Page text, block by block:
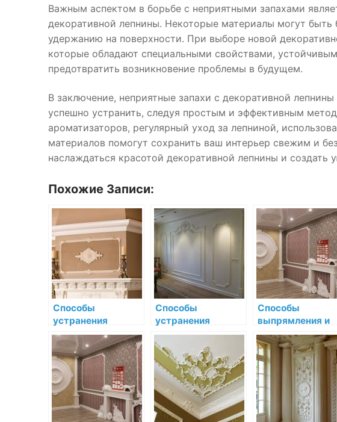
Важным аспектом в борьбе с неприятными запахами
декоративной лепнины. Некоторые материалы могут
удержанию на поверхности. При выборе новой
которые обладают специальными свойствами,
предотвратить возникновение проблемы в будущем.
В заключение, неприятные запахи с декоративной
успешно устранить, следуя простым и эффективным
ароматизаторов, регулярный уход за лепниной,
материалов помогут сохранить ваш интерьер свежим и
наслаждаться красотой декоративной лепнины и
Похожие Записи:
Способы
устранения
затертостей и
потускнения
декоративной
лепнины
Способы
устранения
потертостей и
царапин на
декоративной
лепнине
Способы
выпрямления и
восстановления
декоративной
лепнины